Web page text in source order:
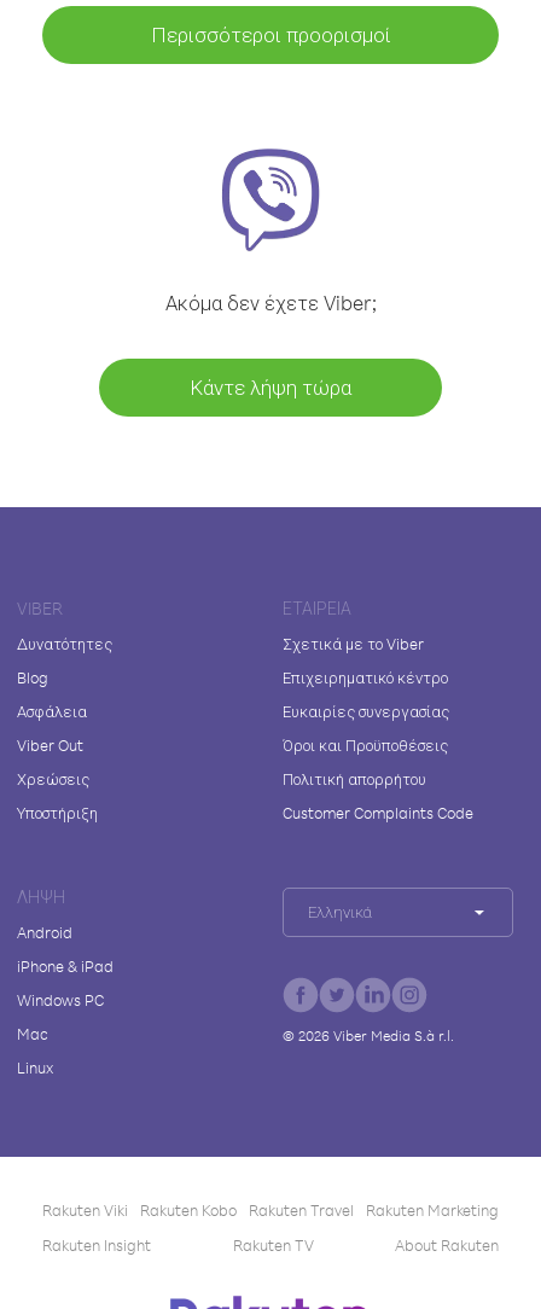
Περισσότεροι προορισμοί
Ακόμα δεν έχετε Viber;
Κάντε λήψη τώρα
VIBER
Δυνατότητες
Blog
Ασφάλεια
Viber Out
Χρεώσεις
Υποστήριξη
ΕΤΑΙΡΕΊΑ
Σχετικά με το Viber
Επιχειρηματικό κέντρο
Ευκαιρίες συνεργασίας
Όροι και Προϋποθέσεις
Πολιτική απορρήτου
Customer Complaints Code
ΛΉΨΗ
Android
iPhone & iPad
Windows PC
Mac
Linux
Ελληνικά
© 2026Viber Media S.à r.l.
Rakuten Viki Rakuten Kobo Rakuten Travel
Rakuten Marketing
Rakuten Insight
Rakuten TV About Rakuten